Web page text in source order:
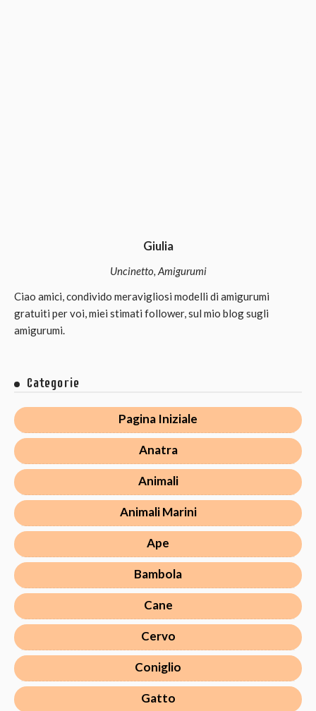
Giulia
Uncinetto, Amigurumi
Ciao amici, condivido meravigliosi modelli di amigurumi
gratuiti per voi, miei stimati follower, sul mio blog sugli
amigurumi.
Categorie
Pagina Iniziale
Anatra
Animali
Animali Marini
Ape
Bambola
Cane
Cervo
Coniglio
Gatto